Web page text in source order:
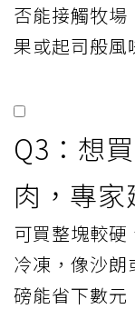
否能接觸牧場
果或起司般風
Q3：想
肉，專家
可買整塊較硬
冷凍，像沙朗
磅能省下數元